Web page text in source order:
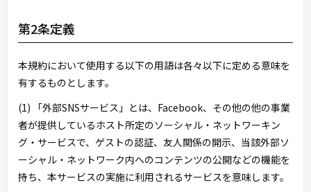
第2条定義
本規約において使用する以下の用語は各々以下に定める意味を
有するものとします。
(1) 「外部SNSサービス」とは、Facebook、その他の他の事業
者が提供しているホスト所定のソーシャル・ネットワーキン
グ・サービスで、ゲストの認証、友人関係の開示、当該外部ソ
ーシャル・ネットワーク内へのコンテンツの公開などの機能を
持ち、本サービスの実施に利用されるサービスを意味します。